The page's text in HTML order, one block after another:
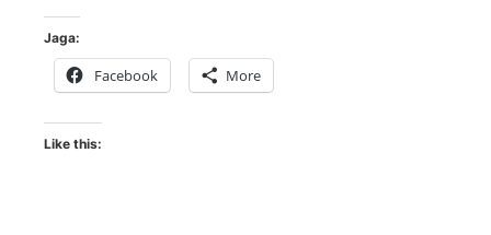
Jaga:
Facebook More
Like this: